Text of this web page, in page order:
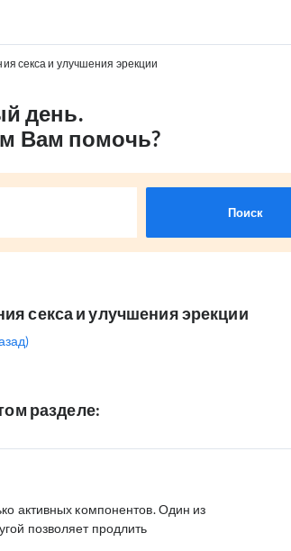
секса и улучшения эрекции
день.
Вам помочь?
Поиск
секса и улучшения эрекции
разделе:
активных компонентов. Один из
позволяет продлить